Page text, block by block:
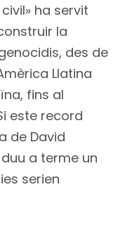
ha servit
la
des de
Llatina
fins al
este record
de David
a terme un
serien